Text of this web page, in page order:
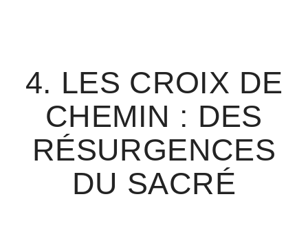
4. LES CROIX DE
CHEMIN : DES
RÉSURGENCES
DU SACRÉ